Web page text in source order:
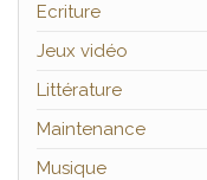
Ecriture
Jeux vidéo
Littérature
Maintenance
Musique